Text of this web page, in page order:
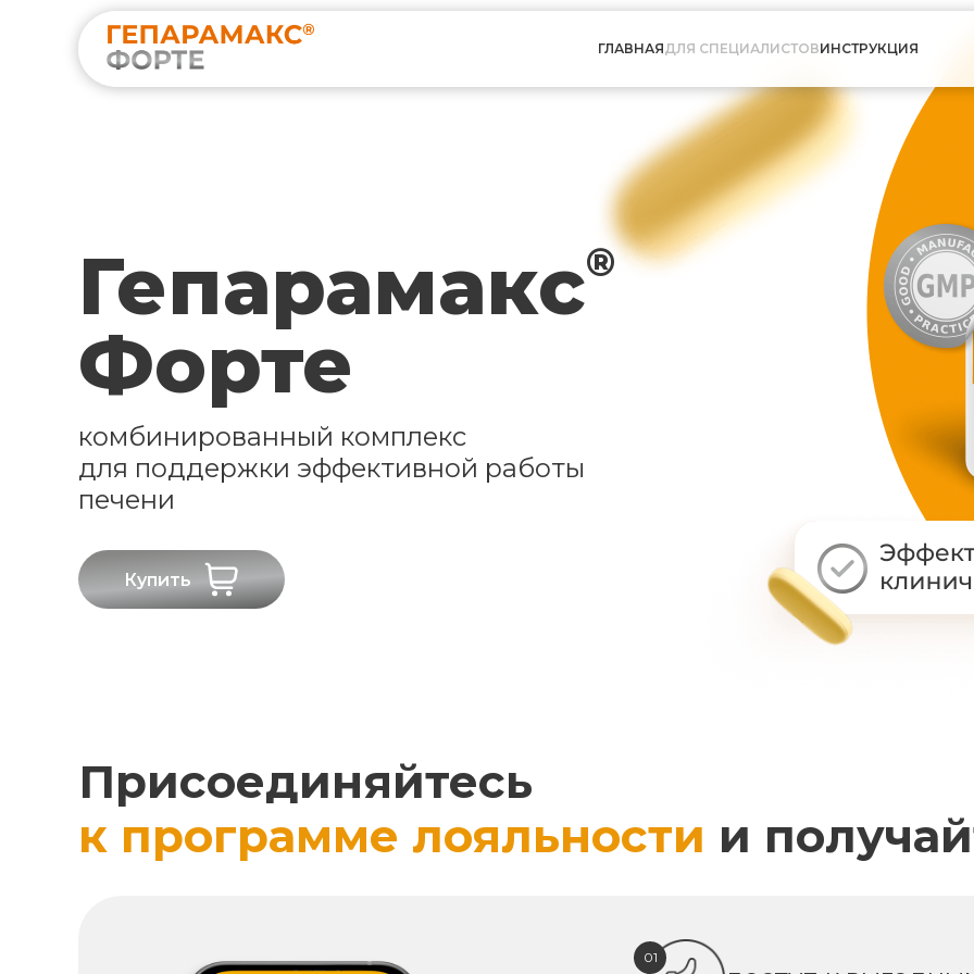
ГЛАВНАЯДЛЯ СПЕЦИАЛИСТОВИНСТРУКЦИЯ
Гепарамакс®
Форте
комбинированный комплекс
для поддержки эффективной работы
печени
Купить
Присоединяйтесь
к программе лояльности и
01